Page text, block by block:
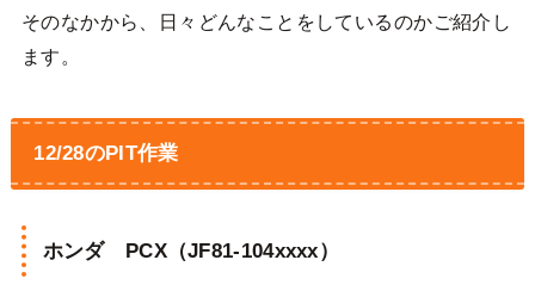
そのなかから、日々どんなことをしているのかご紹介し
ます。
12/28のPIT作業
ホンダ PCX（JF81-104xxxx）